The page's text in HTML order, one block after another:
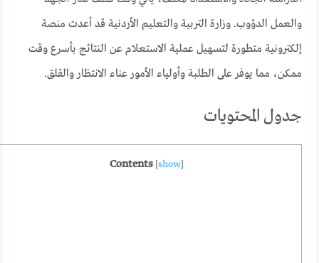
والعمل الدؤوب. وزارة التربية والتعليم الأردنية قد أعدت منصة
إلكترونية متطورة لتسهيل عملية الاستعلام عن النتائج بأسرع وقت
ممكن، مما يوفر على الطلبة وأولياء الأمور عناء الانتظار والقلق.
جدول المحتويات
Contents [show]